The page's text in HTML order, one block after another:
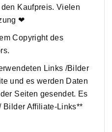
Kaufpreis. Vielen
❤
Copyright des
Links /Bilder
und es werden Daten
Seiten gesendet. Es
Bilder Affiliate-Links**